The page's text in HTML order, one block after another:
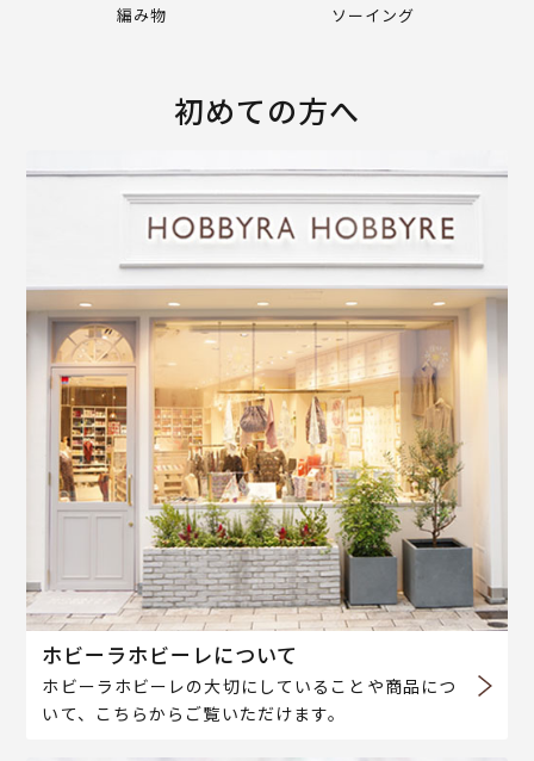
編み物 ソーイング
初めての方へ
ホビーラホビーレについて
ホビーラホビーレの大切にしていることや商品につ
いて、こちらからご覧いただけます。